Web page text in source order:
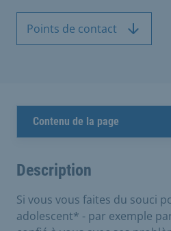
Points de contact
Contenu de la page
Description
Si vous vous faites du souci
adolescent* - par exemple